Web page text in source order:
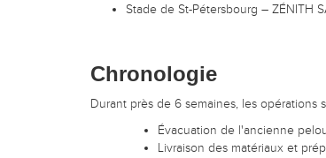
Stade de St-Pétersbourg – ZÉNITH
Chronologie
Durant près de 6 semaines, les
Évacuation de l'ancienne
Livraison des matériaux et